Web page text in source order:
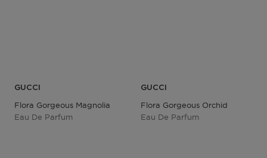
GUCCI
Flora Gorgeous Magnolia
Eau De Parfum
GUCCI
Flora Gorgeous Orchid
Eau De Parfum